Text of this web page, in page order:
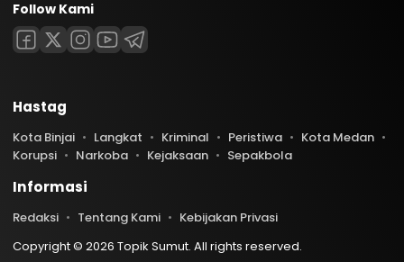
Follow Kami
Hastag
Kota Binjai Langkat Kriminal Peristiwa
Kota Medan
Korupsi
Narkoba Kejaksaan Sepakbola
Informasi
Redaksi Tentang Kami
Kebijakan Privasi
Copyright © 2026 Topik Sumut. All rights reserved.